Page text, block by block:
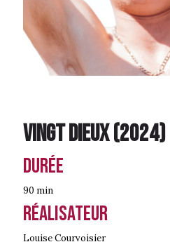
Vingt dieux(2024)
Durée
90 min
Réalisateur
Louise Courvoisier